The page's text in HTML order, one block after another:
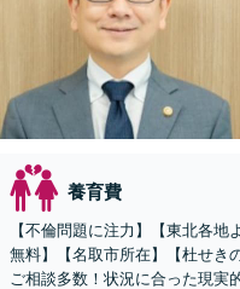
養育費
【不倫問題に注力】【東北各
無料】【名取市所在】【杜せき
ご相談多数！状況に合った現実